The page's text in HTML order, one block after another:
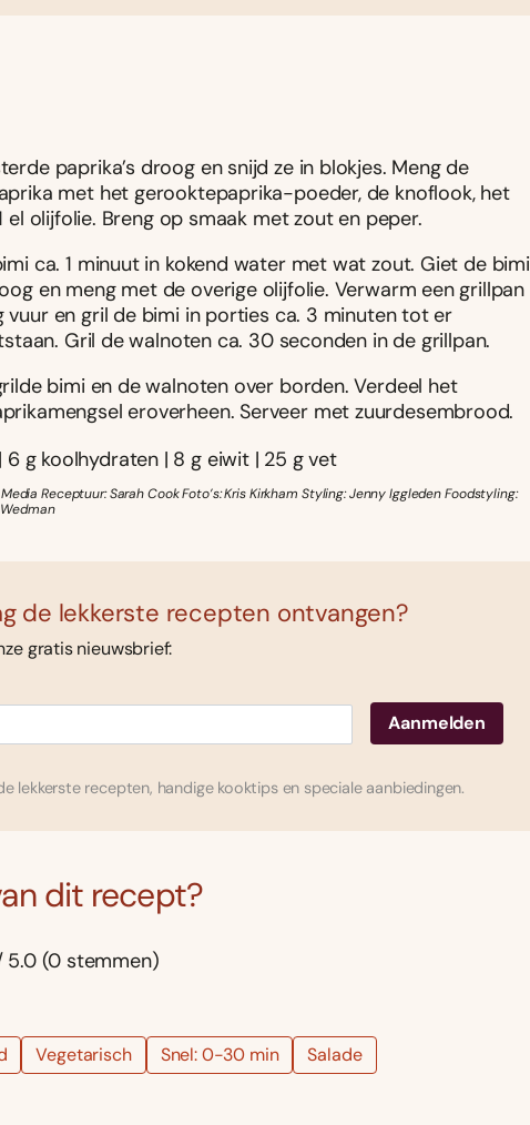
paprika’s droog en snijd ze in blokjes. Meng de
met het gerooktepaprika-poeder, de knoflook, het
el olijfolie. Breng op smaak met zout en peper.
ca. 1 minuut in kokend water met wat zout. Giet de bimi
en meng met de overige olijfolie. Verwarm een grillpan
vuur en gril de bimi in porties ca. 3 minuten tot er
Gril de walnoten ca. 30 seconden in de grillpan.
bimi en de walnoten over borden. Verdeel het
eroverheen. Serveer met zuurdesembrood.
6 g koolhydraten | 8 g eiwit | 25 g vet
Receptuur: Sarah Cook Foto’s: Kris Kirkham Styling: Jenny Iggleden Foodstyling:
de lekkerste recepten ontvangen?
gratis nieuwsbrief:
lekkerste recepten, handige kooktips en speciale aanbiedingen.
dit recept?
5.0 (0 stemmen)
Vegetarisch Snel: 0-30 min Salade